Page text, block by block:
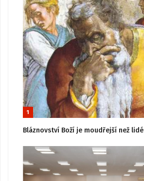
1
Bláznovství Boží je moudřejší než lidé